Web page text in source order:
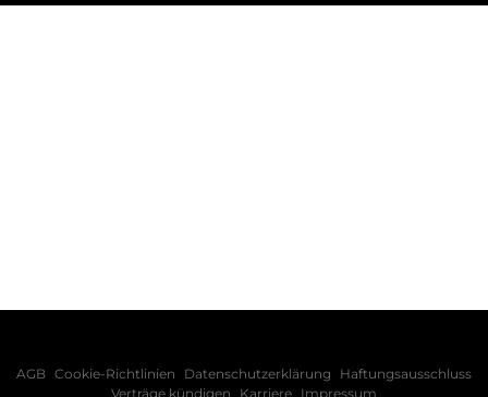
AGB Cookie-Richtlinien Datenschutzerklärung
Haftungsausschluss
Verträge kündigen
Karriere Impressum